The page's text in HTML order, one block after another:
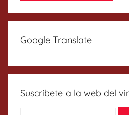
Google Translate
Suscríbete a la web del